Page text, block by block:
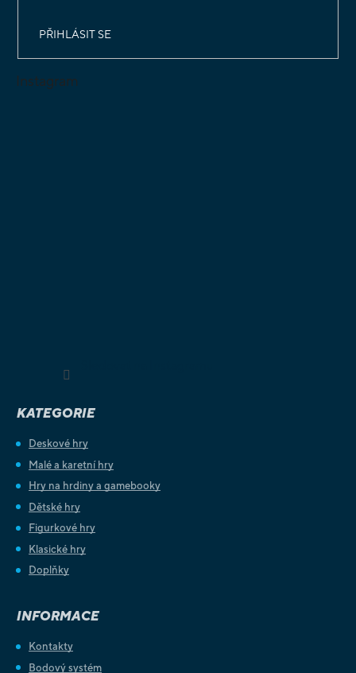
PŘIHLÁSIT SE
Instagram
KATEGORIE
Deskové hry
Malé a karetní hry
Hry na hrdiny a gamebooky
Dětské hry
Figurkové hry
Klasické hry
Doplňky
INFORMACE
Kontakty
Bodový systém